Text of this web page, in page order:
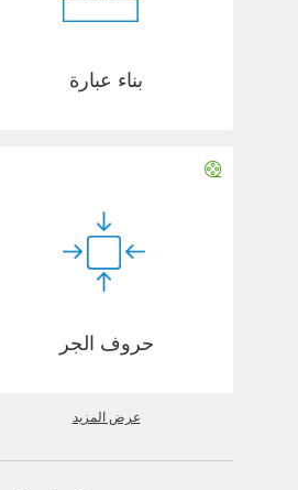
بناء عبارة
حروف الجر
عرض المزيد